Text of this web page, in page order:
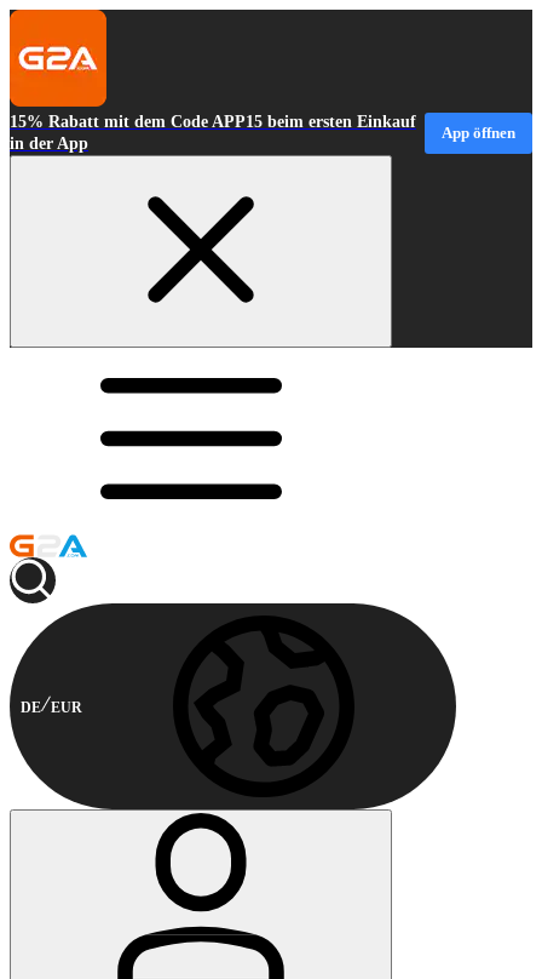
15% Rabatt mit dem Code APP15 beim ersten Einkauf
in der App
App öffnen
DE EUR